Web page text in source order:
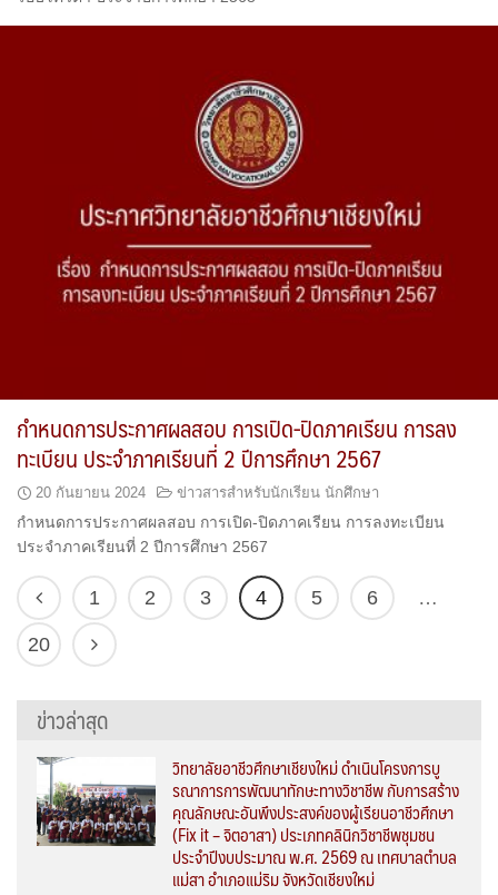
กำหนดการประกาศผลสอบ การเปิด-ปิดภาคเรียน การลง
ทะเบียน ประจำภาคเรียนที่ 2 ปีการศึกษา 2567
20 กันยายน 2024 ข่าวสารสำหรับนักเรียน นักศึกษา
กำหนดการประกาศผลสอบ การเปิด-ปิดภาคเรียน การลงทะเบียน
ประจำภาคเรียนที่ 2 ปีการศึกษา 2567
1 2 3 4 5 6 …
20
ข่าวล่าสุด
วิทยาลัยอาชีวศึกษาเชียงใหม่ ดำเนินโครงการบู
รณาการการพัฒนาทักษะทางวิชาชีพ กับการสร้าง
คุณลักษณะอันพึงประสงค์ของผู้เรียนอาชีวศึกษา
(Fix it – จิตอาสา) ประเภทคลินิกวิชาชีพชุมชน
ประจำปีงบประมาณ พ.ศ. 2569 ณ เทศบาลตำบล
แม่สา อำเภอแม่ริม จังหวัดเชียงใหม่